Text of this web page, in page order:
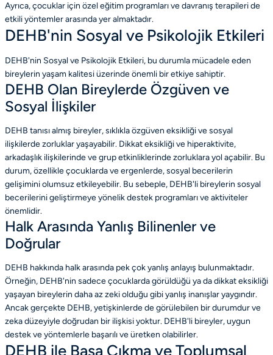
Ayrıca, çocuklar için özel eğitim programları ve davranış terapileri de
etkili yöntemler arasında yer almaktadır.
DEHB'nin Sosyal ve Psikolojik Etkileri
DEHB'nin Sosyal ve Psikolojik Etkileri, bu durumla mücadele eden
bireylerin yaşam kalitesi üzerinde önemli bir etkiye sahiptir.
DEHB Olan Bireylerde Özgüven ve
Sosyal İlişkiler
DEHB tanısı almış bireyler, sıklıkla özgüven eksikliği ve sosyal
ilişkilerde zorluklar yaşayabilir. Dikkat eksikliği ve hiperaktivite,
arkadaşlık ilişkilerinde ve grup etkinliklerinde zorluklara yol açabilir. Bu
durum, özellikle çocuklarda ve ergenlerde, sosyal becerilerin
gelişimini olumsuz etkileyebilir. Bu sebeple, DEHB'li bireylerin sosyal
becerilerini geliştirmeye yönelik destek programları ve aktiviteler
önemlidir.
Halk Arasında Yanlış Bilinenler ve
Doğrular
DEHB hakkında halk arasında pek çok yanlış anlayış bulunmaktadır.
Örneğin, DEHB'nin sadece çocuklarda görüldüğü ya da dikkat eksikliği
yaşayan bireylerin daha az zeki olduğu gibi yanlış inanışlar yaygındır.
Ancak gerçekte DEHB, yetişkinlerde de görülebilen bir durumdur ve
zeka düzeyiyle doğrudan bir ilişkisi yoktur. DEHB'li bireyler, uygun
destek ve yöntemlerle başarılı ve üretken olabilirler.
DEHB ile Başa Çıkma ve Toplumsal